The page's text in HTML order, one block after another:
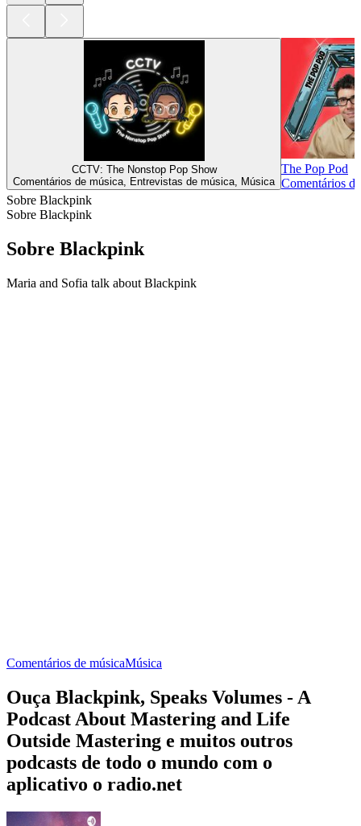
CCTV: The Nonstop Pop Show
Comentários de música, Entrevistas de música, Música
The Pop Pod
Comentários
Sobre Blackpink
Sobre Blackpink
Sobre Blackpink
Maria and Sofia talk about Blackpink
Comentários de músicaMúsica
Ouça Blackpink, Speaks Volumes - A
Podcast About Mastering and Life
Outside Mastering e muitos outros
podcasts de todo o mundo com o
aplicativo o radio.net